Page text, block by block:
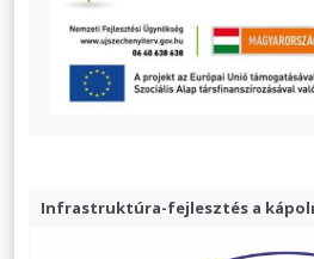
Infrastruktúra-fejlesztés a